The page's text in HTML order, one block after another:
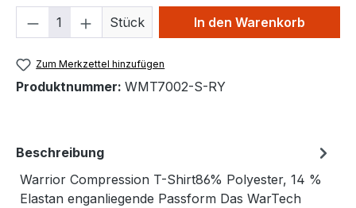
Produkt Anzahl: Gib den
Stück In den Warenkorb
Zum Merkzettel hinzufügen
Produktnummer: WMT7002-S-RY
Beschreibung
Warrior Compression T-Shirt86% Polyester, 14 %
Elastan enganliegende Passform Das WarTech